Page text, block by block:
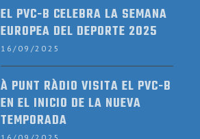
EL PVC-B CELEBRA LA SEMANA
EUROPEA DEL DEPORTE 2025
16/09/2025
À PUNT RÀDIO VISITA EL PVC-B
EN EL INICIO DE LA NUEVA
TEMPORADA